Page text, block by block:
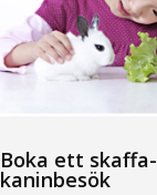
Boka ett skaffa-
kaninbesök